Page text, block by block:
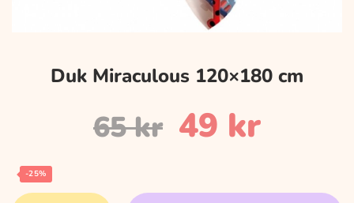
Duk Miraculous 120×180 cm
65kr Det
49 krDet
-25%